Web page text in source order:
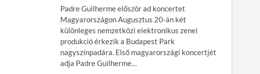
Padre Guilherme először ad koncertet
Magyarországon Augusztus 20-án két
különleges nemzetközi elektronikus zenei
produkció érkezik a Budapest Park
nagyszínpadára. Első magyarországi koncertjét
adja Padre Guilherme…